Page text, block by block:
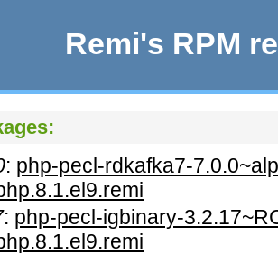
Remi's RPM
: php-pecl-rdkafka7-
: php-pecl-igbinary-